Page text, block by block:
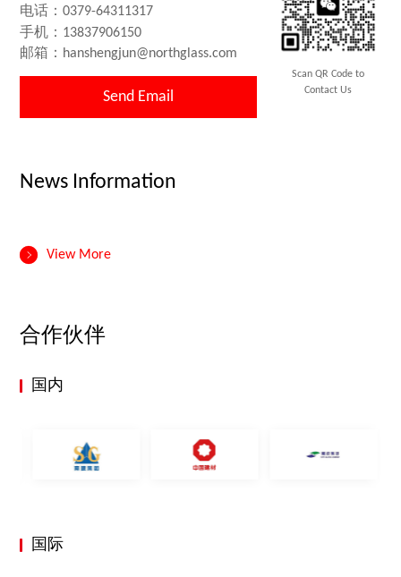
电话：0379-64311317
手机： 13837906150
邮箱：hanshengjun@northglass.com
Send Email
Scan QR Code to
Contact Us
News Information
View More
合作伙伴
国内
国际